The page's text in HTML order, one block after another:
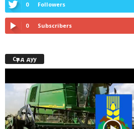
0 Followers
0 Subscribers
Сүлд дуу
Player